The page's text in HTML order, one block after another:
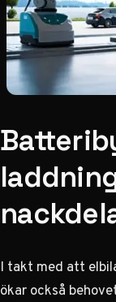
I takt med att
ökar också